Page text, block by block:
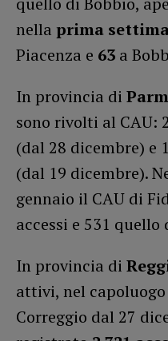
nella prima
Piacenza e 63 a
In provincia di
sono rivolti al CAU:
(dal 28 dicembre) e
(dal 19 dicembre).
gennaio il CAU di
accessi e 531 quello
In provincia di
attivi, nel
Correggio dal 27